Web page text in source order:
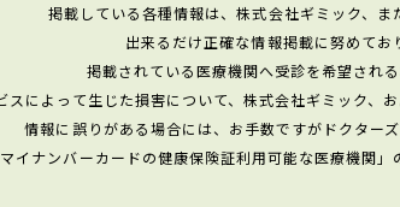
掲載している各種情報は、株式会社ギミック、ま
出来るだけ正確な情報掲載に努めてお
掲載されている医療機関へ受診を希望され
スによって生じた損害について、株式会社ギミック、
情報に誤りがある場合には、お手数ですがドクター
イナンバーカードの健康保険証利用可能な医療機関